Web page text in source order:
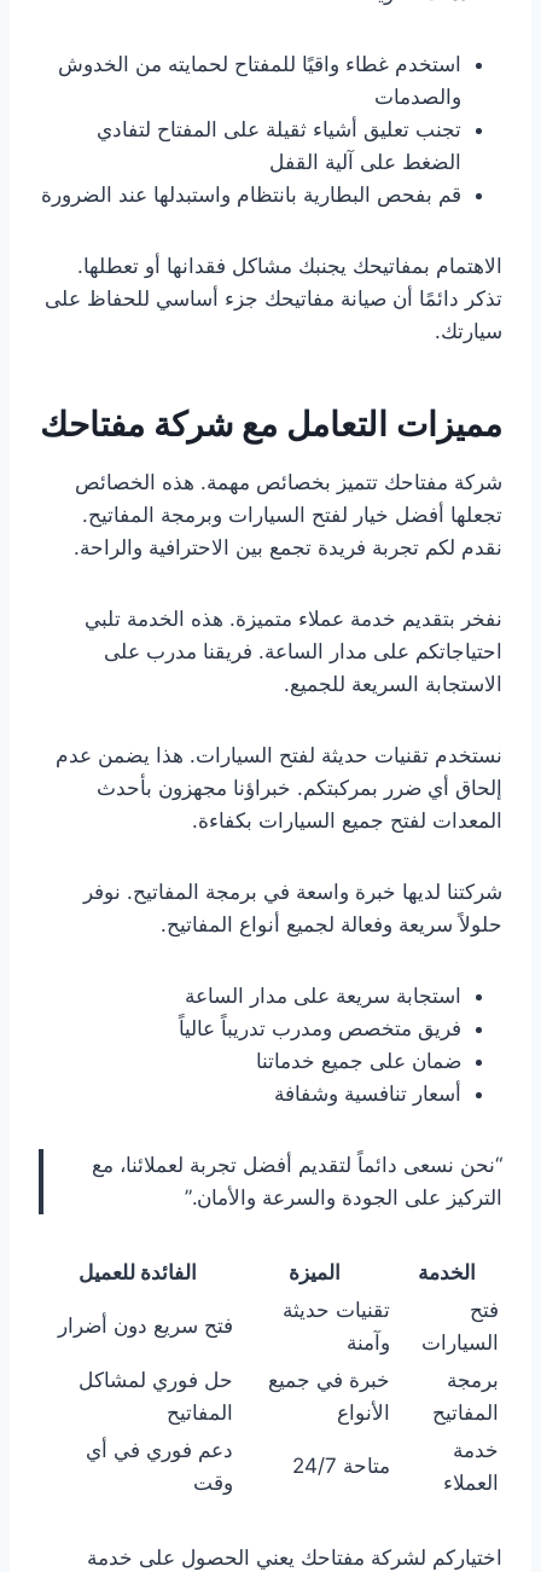
استخدم غطاء واقيًا للمفتاح لحمايته من الخدوش
والصدمات
تجنب تعليق أشياء ثقيلة على المفتاح لتفادي
الضغط على آلية القفل
قم بفحص البطارية بانتظام واستبدلها عند الضرورة
الاهتمام بمفاتيحك يجنبك مشاكل فقدانها أو تعطلها.
تذكر دائمًا أن صيانة مفاتيحك جزء أساسي للحفاظ على
سيارتك.
مميزات التعامل مع شركة مفتاحك
شركة مفتاحك تتميز بخصائص مهمة. هذه الخصائص
تجعلها أفضل خيار لفتح السيارات وبرمجة المفاتيح.
نقدم لكم تجربة فريدة تجمع بين الاحترافية والراحة.
نفخر بتقديم خدمة عملاء متميزة. هذه الخدمة تلبي
احتياجاتكم على مدار الساعة. فريقنا مدرب على
الاستجابة السريعة للجميع.
نستخدم تقنيات حديثة لفتح السيارات. هذا يضمن عدم
إلحاق أي ضرر بمركبتكم. خبراؤنا مجهزون بأحدث
المعدات لفتح جميع السيارات بكفاءة.
شركتنا لديها خبرة واسعة في برمجة المفاتيح. نوفر
حلولاً سريعة وفعالة لجميع أنواع المفاتيح.
استجابة سريعة على مدار الساعة
فريق متخصص ومدرب تدريباً عالياً
ضمان على جميع خدماتنا
أسعار تنافسية وشفافة
“نحن نسعى دائماً لتقديم أفضل تجربة لعملائنا، مع
التركيز على الجودة والسرعة والأمان.”
الخدمة الميزة
الفائدة للعميل
فتح
السيارات
تقنيات حديثة
وآمنة
فتح سريع دون أضرار
برمجة
المفاتيح
خبرة في جميع
الأنواع
حل فوري لمشاكل
المفاتيح
خدمة
العملاء
متاحة 24/7
دعم فوري في أي
وقت
اختياركم لشركة مفتاحك يعني الحصول على خدمة